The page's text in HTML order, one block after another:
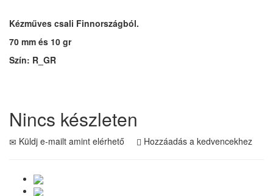
Kézműves csali Finnországból.
70 mm és 10 gr
Szín: R_GR
Nincs készleten
Küldj e-mailt amint elérhető Hozzáadás a kedvencekhez